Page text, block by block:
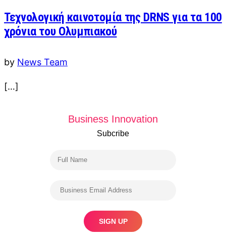
Τεχνολογική καινοτομία της DRNS για τα 100
χρόνια του Ολυμπιακού
by News Team
[…]
Business Innovation
Subcribe